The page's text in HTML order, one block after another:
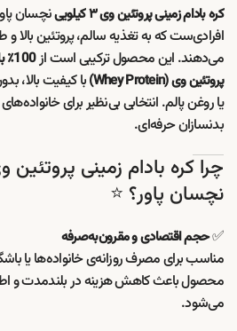
کره بادام زمینی پروتئین وی ۳ کیلویی
نچسان
افرادی‌ست که به تغذیه سالم، پروتئین
می‌دهند. این محصول ترکیبی است از100٪ بادام زمینی واقعی
پروتئین وی (Whey Protein)
با کیفیت بالا،
یا روغن پالم. انتخابی بی‌نظیر برای
بدنسازان حرفه‌ای.
نچسان پاور؟ ⭐
✅حجم اقتصادی و مقرون‌به‌صرفه
محصول باعث کاهش هزینه در بلندمدت و
می‌شود.